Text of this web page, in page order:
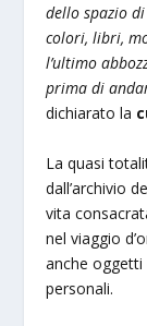
dello spazio
colori, libri,
l’ultimo
prima di
dichiarato la
La quasi
dall’archivio
vita
nel viaggio
anche oggetti
personali.